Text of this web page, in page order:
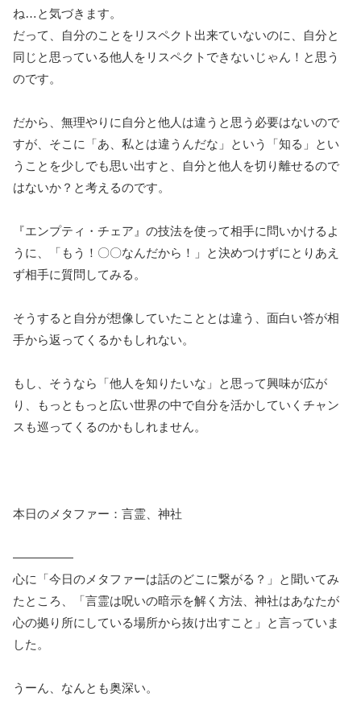
ね…と気づきます。
だって、自分のことをリスペクト出来ていないのに、自分と
同じと思っている他人をリスペクトできないじゃん！と思う
のです。
だから、無理やりに自分と他人は違うと思う必要はないので
すが、そこに「あ、私とは違うんだな」という「知る」とい
うことを少しでも思い出すと、自分と他人を切り離せるので
はないか？と考えるのです。
『エンプティ・チェア』の技法を使って相手に問いかけるよ
うに、「もう！〇〇なんだから！」と決めつけずにとりあえ
ず相手に質問してみる。
そうすると自分が想像していたこととは違う、面白い答が相
手から返ってくるかもしれない。
もし、そうなら「他人を知りたいな」と思って興味が広が
り、もっともっと広い世界の中で自分を活かしていくチャン
スも巡ってくるのかもしれません。
本日のメタファー：言霊、神社
―――――
心に「今日のメタファーは話のどこに繋がる？」と聞いてみ
たところ、「言霊は呪いの暗示を解く方法、神社はあなたが
心の拠り所にしている場所から抜け出すこと」と言っていま
した。
うーん、なんとも奥深い。